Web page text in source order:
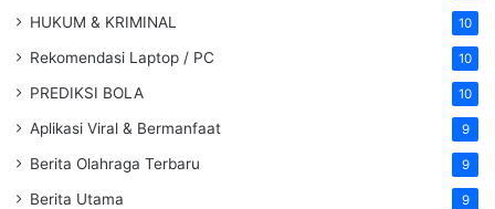
HUKUM & KRIMINAL 10
Rekomendasi Laptop / PC 10
PREDIKSI BOLA 10
Aplikasi Viral & Bermanfaat 9
Berita Olahraga Terbaru 9
Berita Utama 9